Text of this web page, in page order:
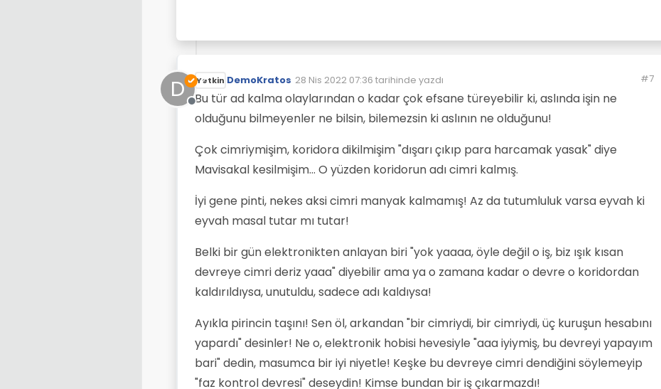
D
Çevrimdışı
Yetkin DemoKratos 28 Nis 2022 07:36 tarihinde yazdı
Son düzenleyen:
#7
Bu tür ad kalma olaylarından o kadar çok efsane türeyebilir ki, aslında işin ne
olduğunu bilmeyenler ne bilsin, bilemezsin ki aslının ne olduğunu!
Çok cimriymişim, koridora dikilmişim "dışarı çıkıp para harcamak yasak" diye
Mavisakal kesilmişim... O yüzden koridorun adı cimri kalmış.
İyi gene pinti, nekes aksi cimri manyak kalmamış! Az da tutumluluk varsa eyvah ki
eyvah masal tutar mı tutar!
Belki bir gün elektronikten anlayan biri "yok yaaaa, öyle değil o iş, biz ışık kısan
devreye cimri deriz yaaa" diyebilir ama ya o zamana kadar o devre o koridordan
kaldırıldıysa, unutuldu, sadece adı kaldıysa!
Ayıkla pirincin taşını! Sen öl, arkandan "bir cimriydi, bir cimriydi, üç kuruşun hesabını
yapardı" desinler! Ne o, elektronik hobisi hevesiyle "aaa iyiymiş, bu devreyi yapayım
bari" dedin, masumca bir iyi niyetle! Keşke bu devreye cimri dendiğini söylemeyip
"faz kontrol devresi" deseydin! Kimse bundan bir iş çıkarmazdı!